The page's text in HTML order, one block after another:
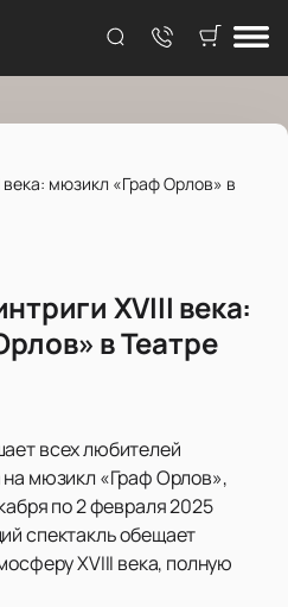
века: мюзикл «Граф Орлов» в
XVIII века:
в Театре
всех любителей
на мюзикл «Граф Орлов»,
по 2 февраля 2025
спектакль обещает
XVIII века, полную